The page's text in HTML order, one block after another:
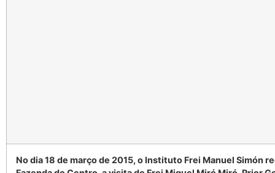
No dia 18 de março de 2015, o Instituto Frei Manuel Simón